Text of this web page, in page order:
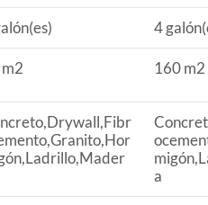
40 m2
Paño húmedo, agua con jabón
1 galón(es)
4
160 m2
a